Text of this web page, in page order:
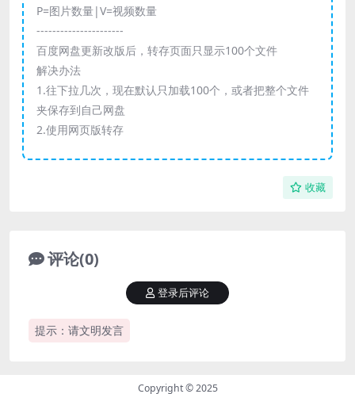
P=图片数量|V=视频数量
----------------------
百度网盘更新改版后，转存页面只显示100个文件
解决办法
1.往下拉几次，现在默认只加载100个，或者把整个文件
夹保存到自己网盘
2.使用网页版转存
收藏
评论(0)
提示：请文明发言
登录后评论
Copyright © 2025